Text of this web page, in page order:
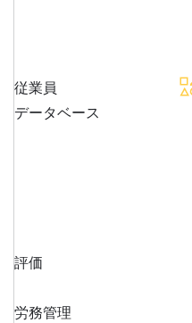
従業員
データベース
評価
労務管理